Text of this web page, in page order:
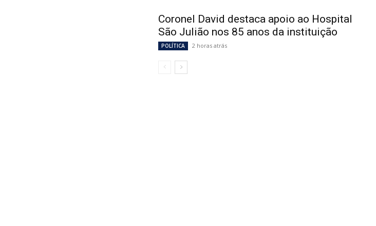
Coronel David destaca apoio ao Hospital
São Julião nos 85 anos da instituição
POLÍTICA 2 horas atrás